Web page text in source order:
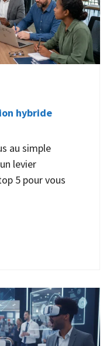
hybride
au simple
levier
5 pour vous